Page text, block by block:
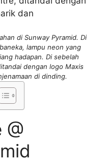
di Sunway Pyramid. Di
lampu neon yang
hadapan. Di sebelah
dengan logo Maxis
di dinding.
@